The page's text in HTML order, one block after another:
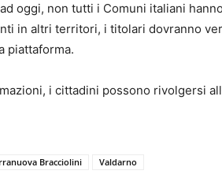
oggi, non tutti i Comuni italiani
in altri territori, i titolari dovranno
piattaforma.
i cittadini possono rivolgersi
Bracciolini Valdarno